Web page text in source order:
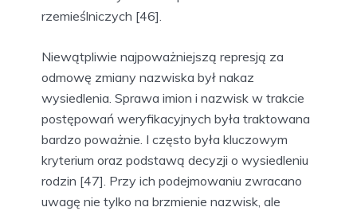
rzemieślniczych [46].
Niewątpliwie najpoważniejszą represją za
odmowę zmiany nazwiska był nakaz
wysiedlenia. Sprawa imion i nazwisk w trakcie
postępowań weryfikacyjnych była traktowana
bardzo poważnie. I często była kluczowym
kryterium oraz podstawą decyzji o wysiedleniu
rodzin [47]. Przy ich podejmowaniu zwracano
uwagę nie tylko na brzmienie nazwisk, ale